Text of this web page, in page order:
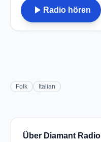
play_arrow Radio hören
Folk Italian
Über Diamant Radio